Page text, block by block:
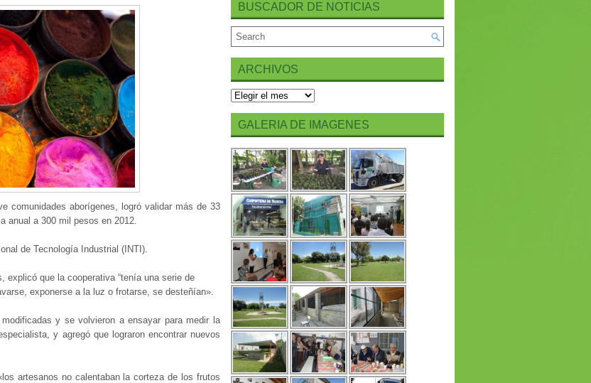
comunidades aborígenes, logró validar más de 33
anual a 300 mil pesos en 2012.
de Tecnología Industrial (INTI).
explicó que la cooperativa “tenía una serie de
exponerse a la luz o frotarse, se desteñían».
y se volvieron a ensayar para medir la
y agregó que lograron encontrar nuevos
artesanos no calentaban la corteza de los frutos
BUSCADOR DE NOTICIAS
ARCHIVOS
Archivos
GALERIA DE IMAGENES